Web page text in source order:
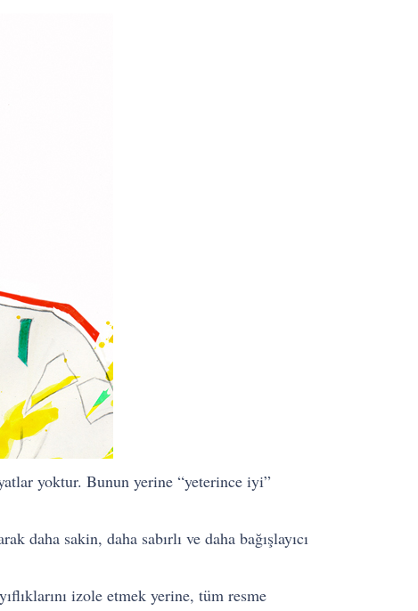
yoktur. Bunun yerine “yeterince iyi”
daha sakin, daha sabırlı ve daha bağışlayıcı
izole etmek yerine, tüm resme